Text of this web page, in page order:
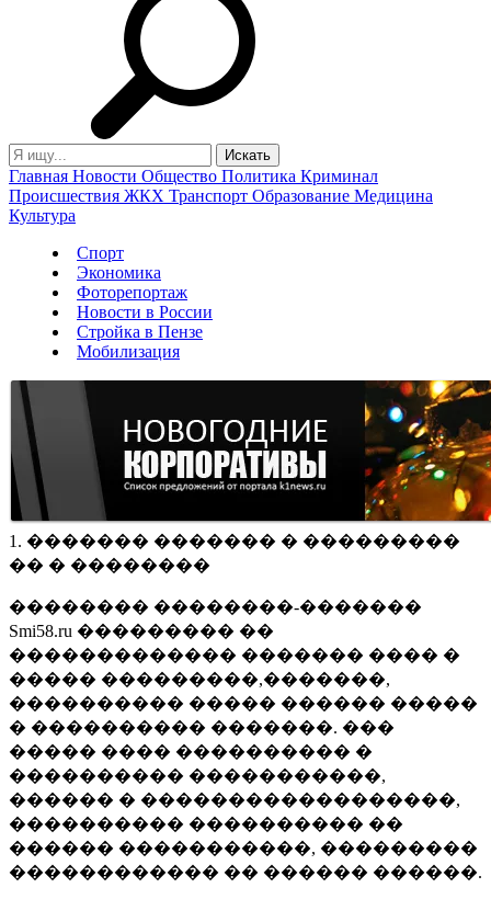
Главная Новости Общество Политика Криминал
Происшествия ЖКХ Транспорт Образование Медицина
Культура
Спорт
Экономика
Фоторепортаж
Новости в России
Стройка в Пензе
Мобилизация
1. ������� ������� � ���������
�� � ��������
�������� ��������-�������
Smi58.ru ��������� ��
������������� ������� ���� �
����� ���������,�������,
���������� ����� ������ �����
� ���������� �������. ���
����� ���� ���������� �
���������� �����������,
������ � ������������������,
���������� ���������� ��
������ �����������, ���������
������������ �� ������ ������.